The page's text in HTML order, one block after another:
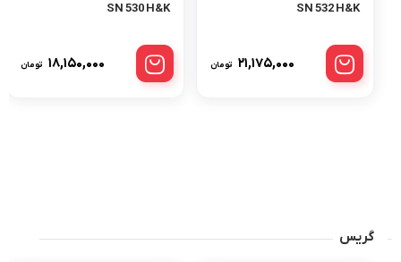
SN 532 H&K
۲۱,۱۷۵,۰۰۰ تومان
SN 530 H&K
۱۸,۱۵۰,۰۰۰ تومان
گریس